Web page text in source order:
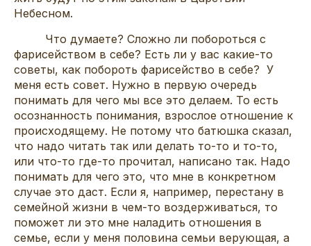
Небесном.
Что думаете? Сложно ли побороться с
фарисейством в себе? Есть ли у вас какие-то
советы, как побороть фарисейство в себе? У
меня есть совет. Нужно в первую очередь
понимать для чего мы все это делаем. То есть
осознанность понимания, взрослое отношение к
происходящему. Не потому что батюшка сказал,
что надо читать так или делать то-то и то-то,
или что-то где-то прочитал, написано так. Надо
понимать для чего это, что мне в конкретном
случае это даст. Если я, например, перестану в
семейной жизни в чем-то воздерживаться, то
поможет ли это мне наладить отношения в
семье, если у меня половина семьи верующая, а